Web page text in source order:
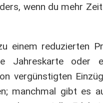
wenn du mehr
einem reduzierten
Jahreskarte oder
vergünstigten
manchmal gibt es